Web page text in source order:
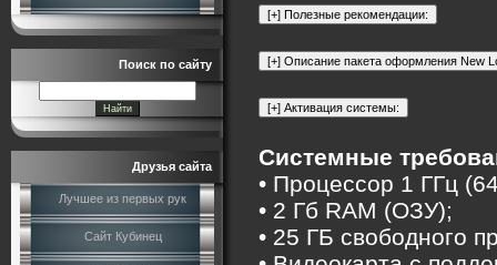
Поиск по сайту
Друзья сайта
Лучшее из первых рук
Сайт Кубинец
Системные
• Процессор 1 ГГц
• 2 Гб RAM (ОЗУ);
• 25 ГБ свободного